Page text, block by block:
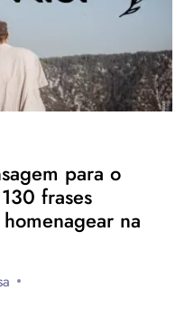
para o
frases
na